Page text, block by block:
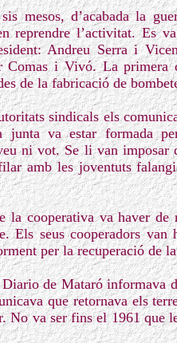
mesos, d’acabada la
reprendre l’activitat. Es
Andreu Serra i
Comas i Vivó. La primera
de la fabricació de
sindicals els
va estar formada
ni vot. Se li van
amb les joventuts
la cooperativa va haver
Els seus cooperadors
per la recuperació de
de Mataró informava
que retornava els
No va ser fins el 1961 que